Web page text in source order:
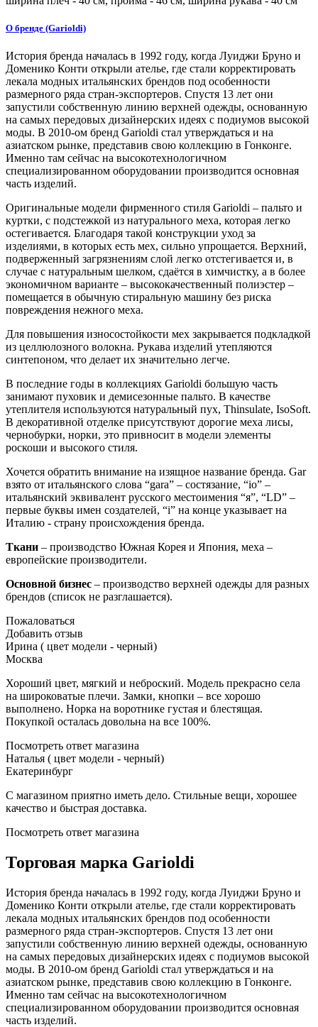
О бренде (Garioldi)
История бренда началась в 1992 году, когда Луиджи Бруно и
Доменико Конти открыли ателье, где стали корректировать
лекала модных итальянских брендов под особенности
размерного ряда стран-экспортеров. Спустя 13 лет они
запустили собственную линию верхней одежды, основанную
на самых передовых дизайнерских идеях с подиумов высокой
моды. В 2010-ом бренд Garioldi стал утверждаться и на
азиатском рынке, представив свою коллекцию в Гонконге.
Именно там сейчас на высокотехнологичном
специализированном оборудовании производится основная
часть изделий.
Оригинальные модели фирменного стиля Garioldi – пальто и
куртки, c подстежкой из натурального меха, которая легко
остегивается. Благодаря такой конструкции уход за
изделиями, в которых есть мех, сильно упрощается. Верхний,
подверженный загрязнениям слой легко отстегивается и, в
случае с натуральным шелком, сдаётся в химчистку, а в более
экономичном варианте – высококачественный полиэстер –
помещается в обычную стиральную машину без риска
повреждения нежного меха.
Для повышения износостойкости мех закрывается подкладкой
из целлюлозного волокна. Рукава изделий утепляются
синтепоном, что делает их значительно легче.
В последние годы в коллекциях Garioldi большую часть
занимают пуховик и демисезонные пальто. В качестве
утеплителя используются натуральный пух, Thinsulate, IsoSoft.
В декоративной отделке присутствуют дорогие меха лисы,
чернобурки, норки, это привносит в модели элементы
роскоши и высокого стиля.
Хочется обратить внимание на изящное название бренда. Gar
взято от итальянского слова “gara” – состязание, “io” –
итальянский эквивалент русского местоимения “я”, “LD” –
первые буквы имен создателей, “i” на конце указывает на
Италию - страну происхождения бренда.
Ткани – производство Южная Корея и Япония, меха –
европейские производители.
Основной бизнес – производство верхней одежды для разных
брендов (список не разглашается).
Пожаловаться
Добавить отзыв
Ирина ( цвет модели - черный)
Москва
Хороший цвет, мягкий и неброский. Модель прекрасно села
на широковатые плечи. Замки, кнопки – все хорошо
выполнено. Норка на воротнике густая и блестящая.
Покупкой осталась довольна на все 100%.
Посмотреть ответ магазина
Наталья ( цвет модели - черный)
Екатеринбург
С магазином приятно иметь дело. Стильные вещи, хорошее
качество и быстрая доставка.
Посмотреть ответ магазина
Торговая марка Garioldi
История бренда началась в 1992 году, когда Луиджи Бруно и
Доменико Конти открыли ателье, где стали корректировать
лекала модных итальянских брендов под особенности
размерного ряда стран-экспортеров. Спустя 13 лет они
запустили собственную линию верхней одежды, основанную
на самых передовых дизайнерских идеях с подиумов высокой
моды. В 2010-ом бренд Garioldi стал утверждаться и на
азиатском рынке, представив свою коллекцию в Гонконге.
Именно там сейчас на высокотехнологичном
специализированном оборудовании производится основная
часть изделий.